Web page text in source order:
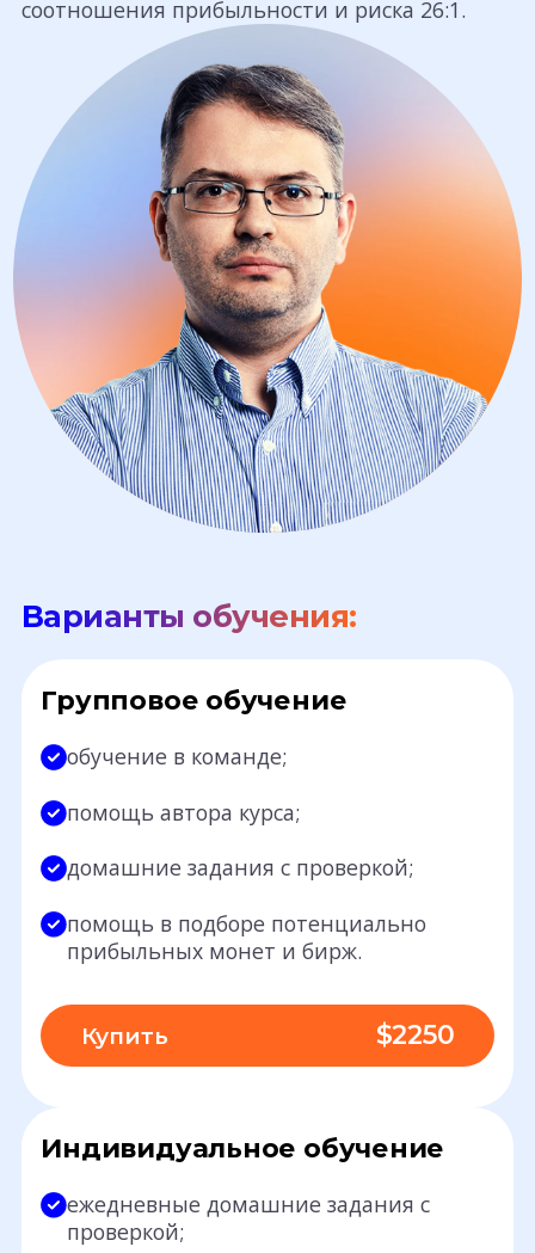
соотношения прибыльности и риска 26:1.
Варианты обучения:
Групповое обучение
обучение в команде;
помощь автора курса;
домашние задания с проверкой;
помощь в подборе потенциально
прибыльных монет и бирж.
Купить $2250
Индивидуальное обучение
ежедневные домашние задания с
проверкой;